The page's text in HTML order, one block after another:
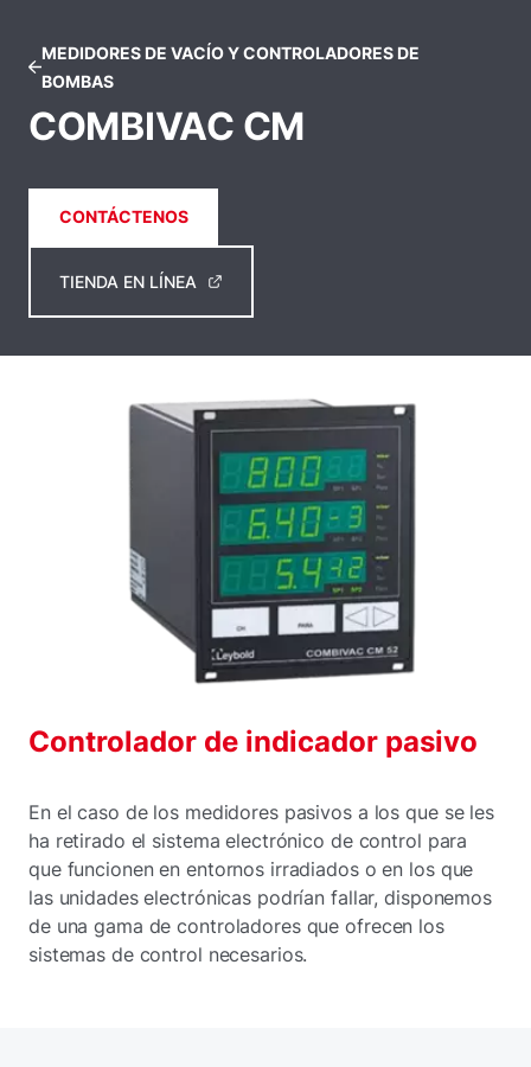
MEDIDORES DE VACÍO Y CONTROLADORES DE
BOMBAS
COMBIVAC CM
CONTÁCTENOS
TIENDA EN LÍNEA
Controlador de indicador pasivo
En el caso de los medidores pasivos a los que se les
ha retirado el sistema electrónico de control para
que funcionen en entornos irradiados o en los que
las unidades electrónicas podrían fallar, disponemos
de una gama de controladores que ofrecen los
sistemas de control necesarios.